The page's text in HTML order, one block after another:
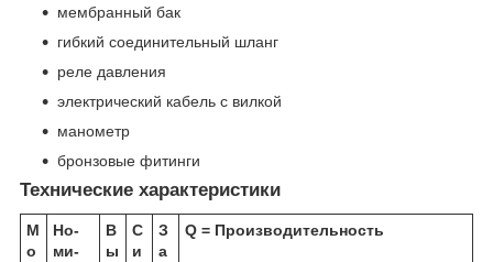
мембранный бак
гибкий соединительный шланг
реле давления
электрический кабель с вилкой
манометр
бронзовые фитинги
Технические характеристики
М
о
Но­
ми­
В
ы
С
и
З
а
Q = Производительность